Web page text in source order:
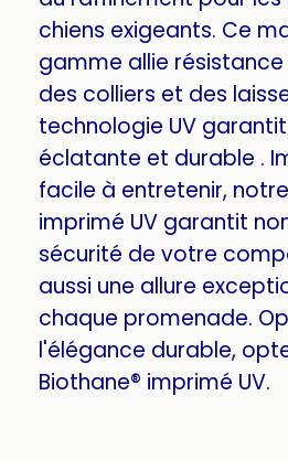
chiens exigeants. Ce
gamme allie
des colliers et des
technologie UV
éclatante et durable .
facile à entretenir,
imprimé UV garantit
sécurité de votre
aussi une allure
chaque promenade.
l'élégance durable,
Biothane® imprimé UV.